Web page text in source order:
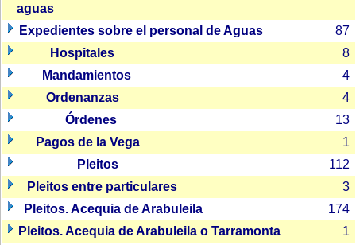
aguas
Expedientes sobre el personal de Aguas
87
Hospitales
8
Mandamientos
4
Ordenanzas
4
Órdenes
13
Pagos de la Vega
1
Pleitos
112
Pleitos entre particulares
3
Pleitos. Acequia de Arabuleila
174
Pleitos. Acequia de Arabuleila o Tarramonta
1